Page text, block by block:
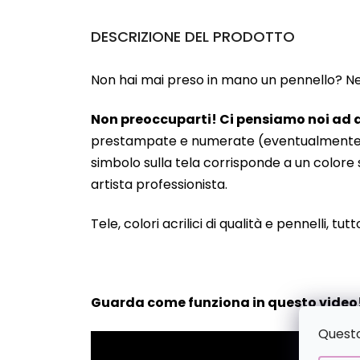
DESCRIZIONE DEL PRODOTTO
Non hai mai preso in mano un pennello?
Non preoccuparti! Ci pensiamo noi ad
prestampate e numerate (eventualmente
simbolo sulla tela corrisponde a un
artista professionista.
Tele, colori acrilici di qualità e pennelli,
Guarda come funziona in questo